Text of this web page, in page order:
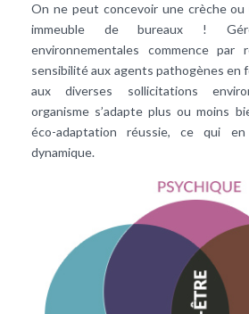
On ne peut concevoir une crèche ou
immeuble de bureaux !
environnementales commence par
sensibilité aux agents pathogènes en
aux diverses sollicitations
organisme s’adapte plus ou moins
éco-adaptation réussie, ce qui
dynamique.